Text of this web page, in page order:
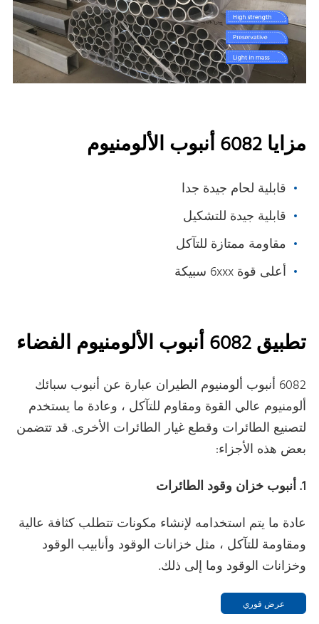
مزايا 6082 أنبوب الألومنيوم
قابلية لحام جيدة جدا
قابلية جيدة للتشكيل
مقاومة ممتازة للتآكل
أعلى قوة 6xxx سبيكة
تطبيق 6082 أنبوب الألومنيوم الفضاء
6082 أنبوب ألومنيوم الطيران عبارة عن أنبوب سبائك
ألومنيوم عالي القوة ومقاوم للتآكل ، وعادة ما يستخدم
لتصنيع الطائرات وقطع غيار الطائرات الأخرى. قد تتضمن
بعض هذه الأجزاء:
1. أنبوب خزان وقود الطائرات
عادة ما يتم استخدامه لإنشاء مكونات تتطلب كثافة عالية
ومقاومة للتآكل ، مثل خزانات الوقود وأنابيب الوقود
وخزانات الوقود وما إلى ذلك.
عرض فوري